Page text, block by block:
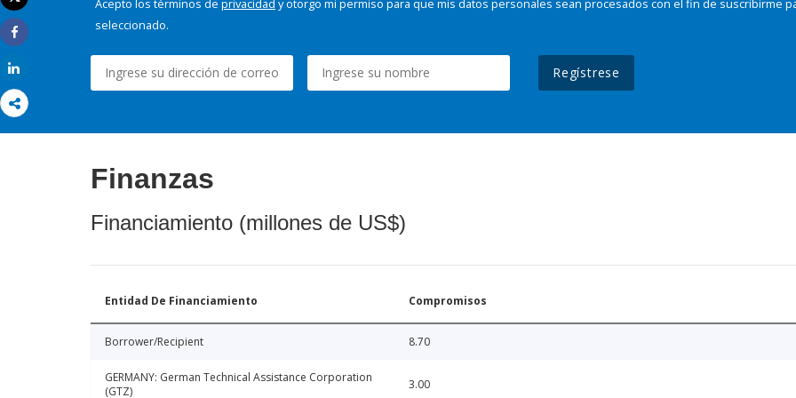
Imprimir
Share
Acepto los términos de privacidad y otorgo mi permiso para que mis datos personales sean procesados con el fin de suscribirme
seleccionado.
Regístrese
Finanzas
Financiamiento (millones de US$)
Entidad De Financiamiento Compromisos
Borrower/Recipient 8.70
GERMANY: German Technical Assistance Corporation
(GTZ)
3.00